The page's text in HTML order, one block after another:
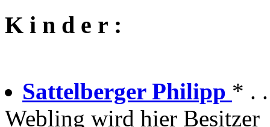
K i n d e r :
Sattelberger Philipp * .
Webling wird hier Besitzer